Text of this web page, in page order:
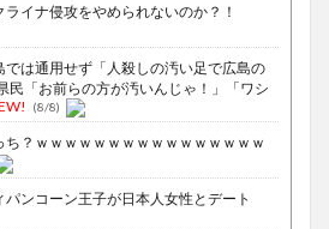
イナ侵攻をやめられないのか？！
では通用せず「人殺しの汚い足で広島の
「お前らの方が汚いんじゃ！」「ワシ
(8/8)
ち？ｗｗｗｗｗｗｗｗｗｗｗｗｗｗｗｗ
パンコーン王子が日本人女性とデート